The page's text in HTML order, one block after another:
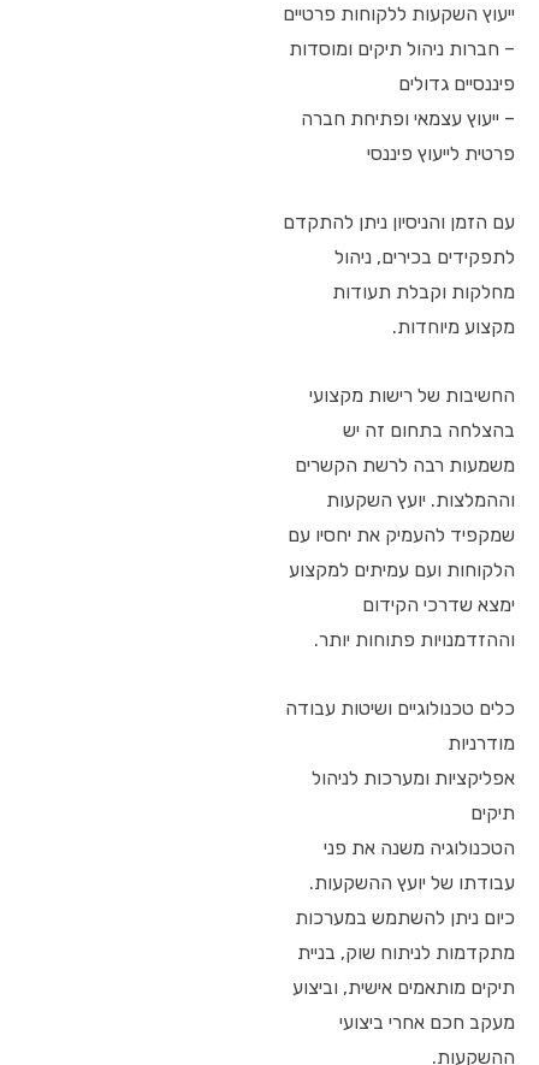
ייעוץ השקעות ללקוחות פרטיים
– חברות ניהול תיקים ומוסדות
פיננסיים גדולים
– ייעוץ עצמאי ופתיחת חברה
פרטית לייעוץ פיננסי
עם הזמן והניסיון ניתן להתקדם
לתפקידים בכירים, ניהול
מחלקות וקבלת תעודות
מקצוע מיוחדות.
החשיבות של רישות מקצועי
בהצלחה בתחום זה יש
משמעות רבה לרשת הקשרים
וההמלצות. יועץ השקעות
שמקפיד להעמיק את יחסיו עם
הלקוחות ועם עמיתים למקצוע
ימצא שדרכי הקידום
וההזדמנויות פתוחות יותר.
כלים טכנולוגיים ושיטות עבודה
מודרניות
אפליקציות ומערכות לניהול
תיקים
הטכנולוגיה משנה את פני
עבודתו של יועץ ההשקעות.
כיום ניתן להשתמש במערכות
מתקדמות לניתוח שוק, בניית
תיקים מותאמים אישית, וביצוע
מעקב חכם אחרי ביצועי
ההשקעות.